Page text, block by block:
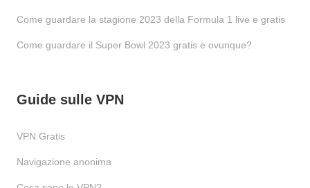
Come guardare la stagione 2023 della Formula 1 live e gratis
Come guardare il Super Bowl 2023 gratis e ovunque?
Guide sulle VPN
VPN Gratis
Navigazione anonima